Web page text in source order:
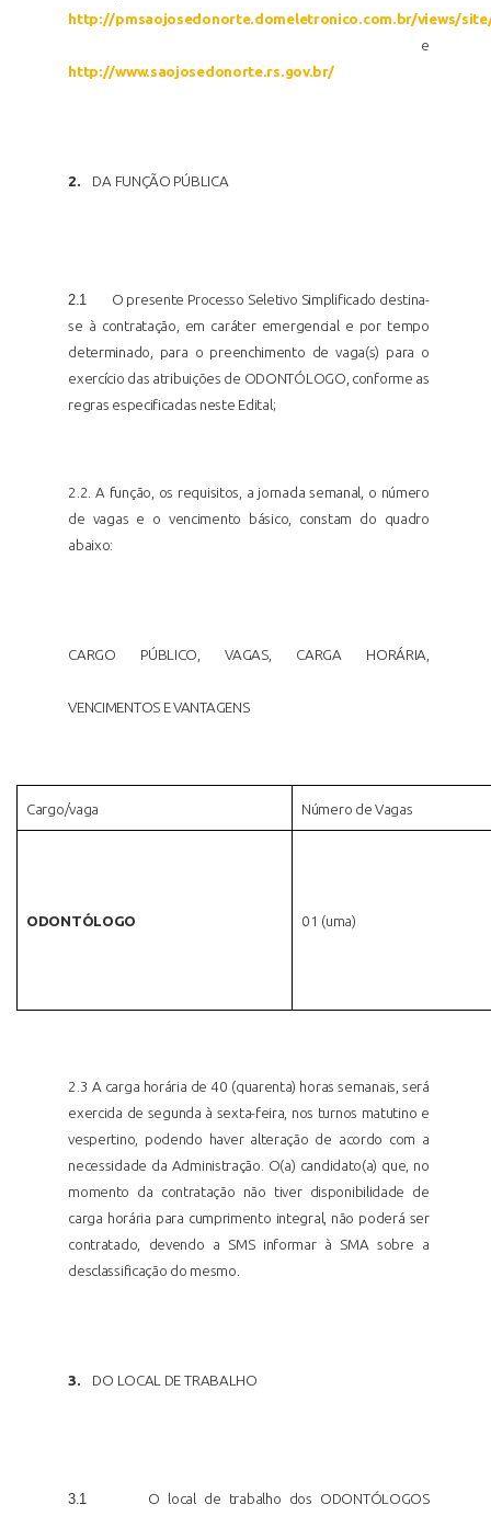
http://pmsaojosedonorte.domeletronico.com.br/views/
e
http://www.saojosedonorte.rs.gov.br/
2. DA FUNÇÃO PÚBLICA
2.1
O presente Processo Seletivo Simplificado destina-
se à contratação, em caráter emergencial e por tempo
determinado, para o preenchimento de vaga(s) para o
exercício das atribuições de ODONTÓLOGO, conforme as
regras especificadas neste Edital;
2.2. A função, os requisitos, a jornada semanal, o número
de vagas e o vencimento básico, constam do quadro
abaixo:
CARGO PÚBLICO, VAGAS, CARGA HORÁRIA,
VENCIMENTOS E VANTAGENS
Cargo/vaga Número de Vagas
ODONTÓLOGO 01 (uma)
2.3 A carga horária de 40 (quarenta) horas semanais, será
exercida de segunda à sexta-feira, nos turnos matutino e
vespertino, podendo haver alteração de acordo com a
necessidade da Administração. O(a) candidato(a) que, no
momento da contratação não tiver disponibilidade de
carga horária para cumprimento integral, não poderá ser
contratado, devendo a SMS informar à SMA sobre a
desclassificação do mesmo.
3. DO LOCAL DE TRABALHO
3.1 O local de trabalho dos ODONTÓLOGOS